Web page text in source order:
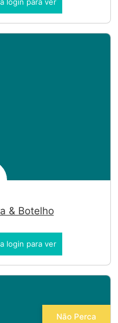
& Botelho
login para ver
Não Perca